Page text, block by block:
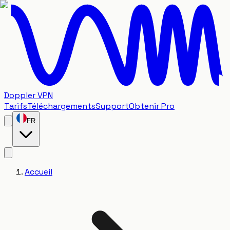
Doppler VPN
TarifsTéléchargementsSupportObtenir Pro
FR
Accueil